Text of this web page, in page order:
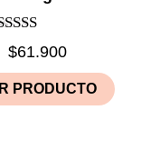
Rated
5.00
out of 5
$61.900
PRODUCTO